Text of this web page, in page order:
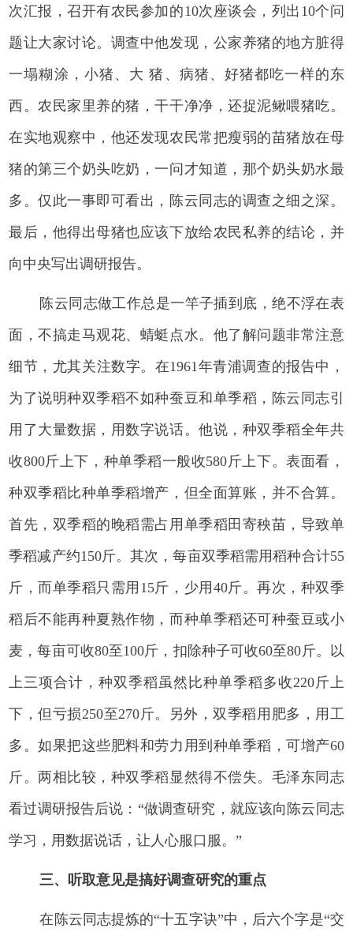
次汇报，召开有农民参加的10次座谈会，列出10个问
题让大家讨论。调查中他发现，公家养猪的地方脏得
一塌糊涂，小猪、大 猪、病猪、好猪都吃一样的东
西。农民家里养的猪，干干净净，还捉泥鳅喂猪吃。
在实地观察中，他还发现农民常把瘦弱的苗猪放在母
猪的第三个奶头吃奶，一问才知道，那个奶头奶水最
多。仅此一事即可看出，陈云同志的调查之细之深。
最后，他得出母猪也应该下放给农民私养的结论，并
向中央写出调研报告。
陈云同志做工作总是一竿子插到底，绝不浮在表
面，不搞走马观花、蜻蜓点水。他了解问题非常注意
细节，尤其关注数字。在1961年青浦调查的报告中，
为了说明种双季稻不如种蚕豆和单季稻，陈云同志引
用了大量数据，用数字说话。他说，种双季稻全年共
收800斤上下，种单季稻一般收580斤上下。表面看，
种双季稻比种单季稻增产，但全面算账，并不合算。
首先，双季稻的晚稻需占用单季稻田寄秧苗，导致单
季稻减产约150斤。其次，每亩双季稻需用稻种合计55
斤，而单季稻只需用15斤，少用40斤。再次，种双季
稻后不能再种夏熟作物，而种单季稻还可种蚕豆或小
麦，每亩可收80至100斤，扣除种子可收60至80斤。以
上三项合计，种双季稻虽然比种单季稻多收220斤上
下，但亏损250至270斤。另外，双季稻用肥多，用工
多。如果把这些肥料和劳力用到种单季稻，可增产60
斤。两相比较，种双季稻显然得不偿失。毛泽东同志
看过调研报告后说：“做调查研究，就应该向陈云同志
学习，用数据说话，让人心服口服。”
三、听取意见是搞好调查研究的重点
在陈云同志提炼的“十五字诀”中，后六个字是“交